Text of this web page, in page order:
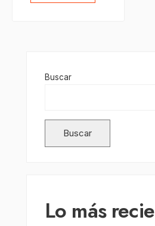
Buscar
Buscar
Lo más